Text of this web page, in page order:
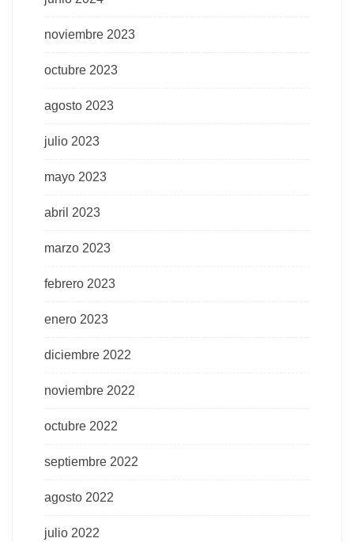
noviembre 2023
octubre 2023
agosto 2023
julio 2023
mayo 2023
abril 2023
marzo 2023
febrero 2023
enero 2023
diciembre 2022
noviembre 2022
octubre 2022
septiembre 2022
agosto 2022
julio 2022